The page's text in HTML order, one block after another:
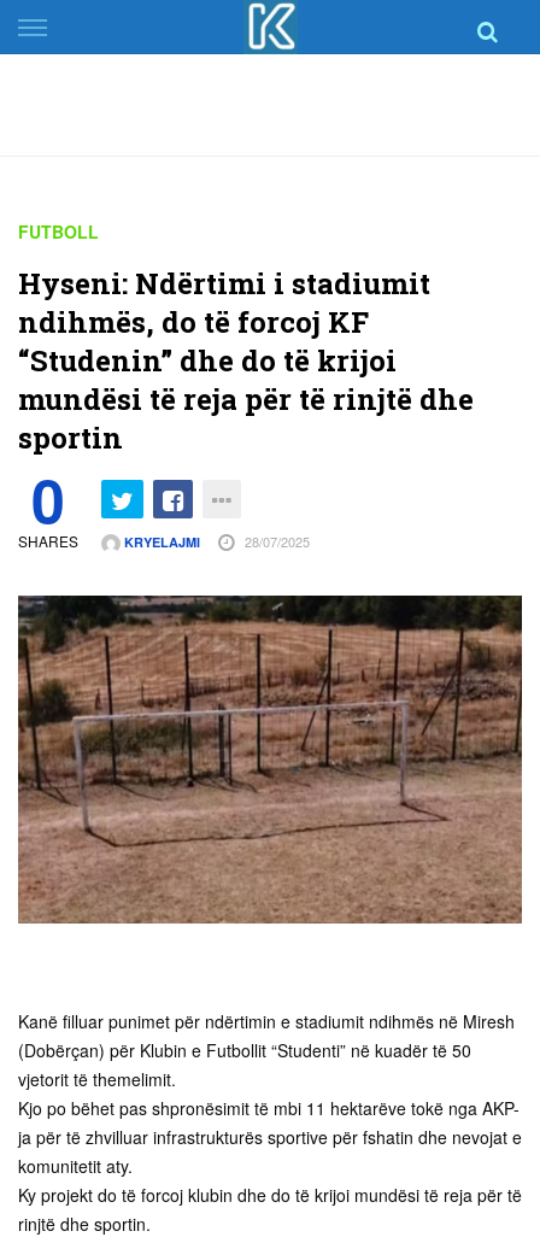
Skip
to
FUTBOLL
Hyseni: Ndërtimi i stadiumit
ndihmës, do të forcoj KF
“Studenin” dhe do të krijoi
mundësi të reja për të rinjtë dhe
sportin
0
SHARES KRYELAJMI 28/07/2025
Kanë filluar punimet për ndërtimin e stadiumit ndihmës në Miresh
(Dobërçan) për Klubin e Futbollit “Studenti” në kuadër të 50
vjetorit të themelimit.
Kjo po bëhet pas shpronësimit të mbi 11 hektarëve tokë nga AKP-
ja për të zhvilluar infrastrukturës sportive për fshatin dhe nevojat e
komunitetit aty.
Ky projekt do të forcoj klubin dhe do të krijoi mundësi të reja për të
rinjtë dhe sportin.